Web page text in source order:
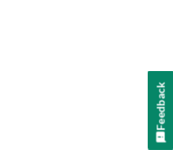
Feedback